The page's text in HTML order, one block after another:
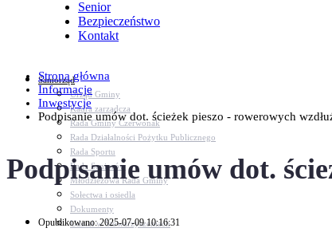
Senior
Bezpieczeństwo
Kontakt
Samorząd
Urząd Gminy
Kadra zarządcza
Rada Gminy Czerwonak
Rada Działalności Pożytku Publicznego
Rada Sportu
Rada Seniorów
Młodzieżowa Rada Gminy
Sołectwa i osiedla
Dokumenty
Udział w Stowarzyszeniach
Strona główna
Informacje
Inwestycje
Podpisanie umów dot. ścieżek pieszo - rowerowych
Podpisanie umów dot.
Opublikowano: 2025-07-09 10:16:31